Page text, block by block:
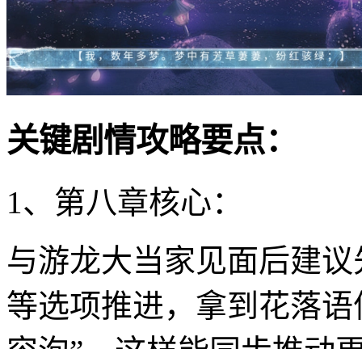
关键剧情攻略要点：
1、第八章核心：
与游龙大当家见面后建
等选项推进，拿到花落